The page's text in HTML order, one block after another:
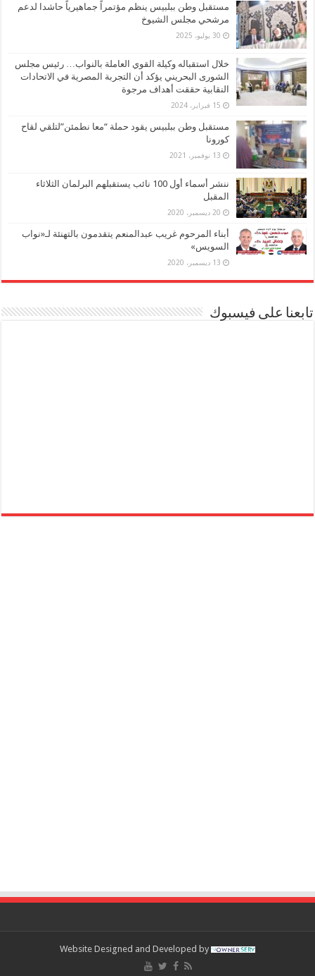
مستقبل وطن ببلبيس ينظم مؤتمراً جماهيرياً حاشدا لدعم
مرشحي مجلس الشيوخ
30 يوليو، 2025
خلال استقباله وكيلة القوي العاملة بالنواب… رئيس مجلس
الشورى البحريني يؤكد أن التجربة المصرية في الاتحادات
النقابية حققت أهداف مرجوة
15 فبراير، 2024
مستقبل وطن ببلبيس يقود حملة “معا نطمئن”لتلقي لقاح
كورونا
13 نوفمبر، 2021
ننشر أسماء أول 100 نائب يستقبلهم البرلمان الثلاثاء
المقبل
20 ديسمبر، 2020
أبناء المرحوم غريب عبدالمنعم يتقدمون بالتهنئة لـ«نواب
السويس»
13 ديسمبر، 2020
تابعنا على فيسبوك
Website Designed and Developed by